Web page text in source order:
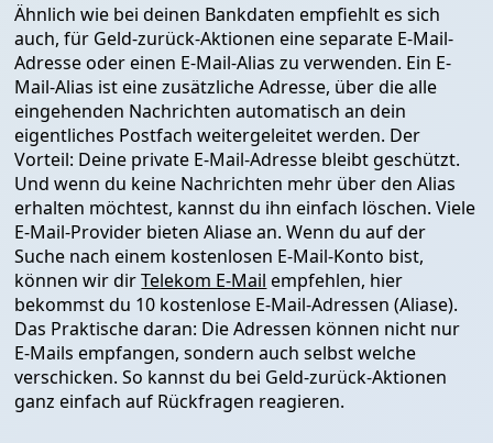
Ähnlich wie bei deinen Bankdaten empfiehlt es sich
auch, für Geld-zurück-Aktionen eine separate E-Mail-
Adresse oder einen E-Mail-Alias zu verwenden. Ein E-
Mail-Alias ist eine zusätzliche Adresse, über die alle
eingehenden Nachrichten automatisch an dein
eigentliches Postfach weitergeleitet werden. Der
Vorteil: Deine private E-Mail-Adresse bleibt geschützt.
Und wenn du keine Nachrichten mehr über den Alias
erhalten möchtest, kannst du ihn einfach löschen. Viele
E-Mail-Provider bieten Aliase an. Wenn du auf der
Suche nach einem kostenlosen E-Mail-Konto bist,
können wir dirTelekom E-Mail empfehlen, hier
bekommst du 10 kostenlose E-Mail-Adressen (Aliase).
Das Praktische daran: Die Adressen können nicht nur
E-Mails empfangen, sondern auch selbst welche
verschicken. So kannst du bei Geld-zurück-Aktionen
ganz einfach auf Rückfragen reagieren.